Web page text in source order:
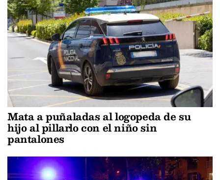
Mata a puñaladas al logopeda de su
hijo al pillarlo con el niño sin
pantalones